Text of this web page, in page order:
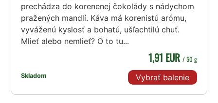
prechádza do korenenej čokolády s nádychom
pražených mandlí. Káva má korenistú arómu,
vyváženú kyslosť a bohatú, ušľachtilú chuť.
Mlieť alebo nemlieť? O to tu...
Skladom
1,91 EUR / 50 g
Vybrať balenie